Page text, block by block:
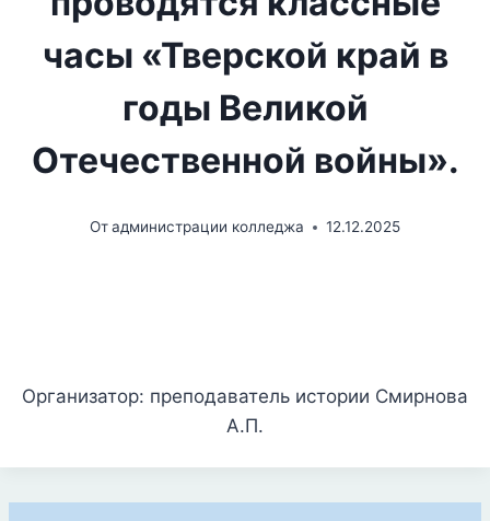
часы «Тверской край в
годы Великой
Отечественной войны».
Отадминистрации колледжа 12.12.2025
Организатор: преподаватель истории Смирнова
А.П.